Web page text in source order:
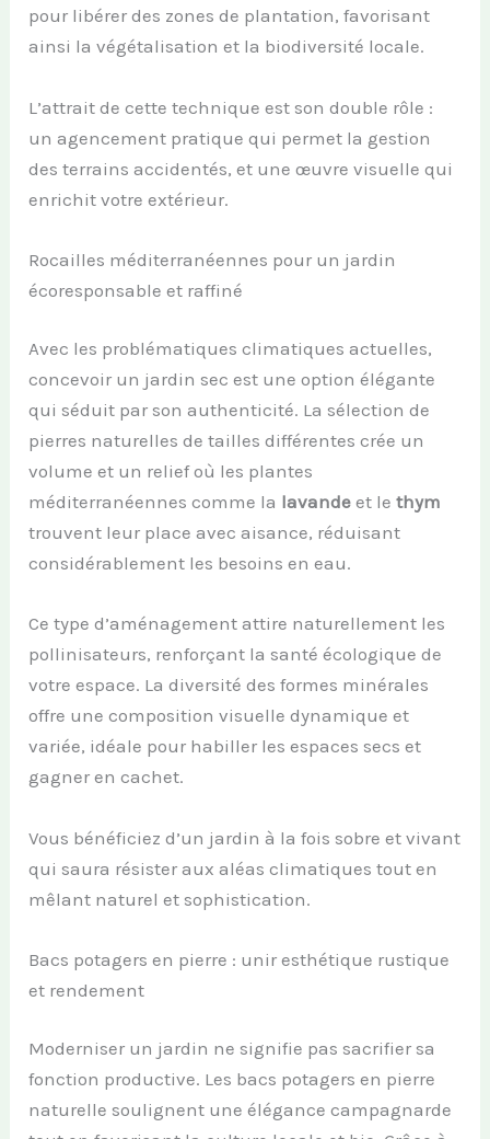
pour libérer des zones de plantation, favorisant
ainsi la végétalisation et la biodiversité locale.
L’attrait de cette technique est son double rôle :
un agencement pratique qui permet la gestion
des terrains accidentés, et une œuvre visuelle qui
enrichit votre extérieur.
Rocailles méditerranéennes pour un jardin
écoresponsable et raffiné
Avec les problématiques climatiques actuelles,
concevoir un jardin sec est une option élégante
qui séduit par son authenticité. La sélection de
pierres naturelles de tailles différentes crée un
volume et un relief où les plantes
méditerranéennes comme la lavande et lethym
trouvent leur place avec aisance, réduisant
considérablement les besoins en eau.
Ce type d’aménagement attire naturellement les
pollinisateurs, renforçant la santé écologique de
votre espace. La diversité des formes minérales
offre une composition visuelle dynamique et
variée, idéale pour habiller les espaces secs et
gagner en cachet.
Vous bénéficiez d’un jardin à la fois sobre et vivant
qui saura résister aux aléas climatiques tout en
mêlant naturel et sophistication.
Bacs potagers en pierre : unir esthétique rustique
et rendement
Moderniser un jardin ne signifie pas sacrifier sa
fonction productive. Les bacs potagers en pierre
naturelle soulignent une élégance campagnarde